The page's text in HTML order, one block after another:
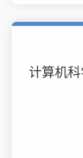
计算机